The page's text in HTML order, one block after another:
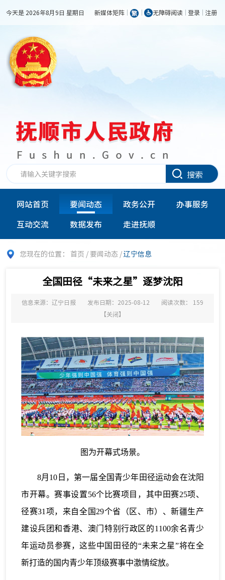
今天是 2026年8月9日 星期日 新媒体矩阵 无障碍阅读 登录 注册
搜索
网站首页 要闻动态 政务公开
办事服务
互动交流
数据发布 走进抚顺
您现在的位置： 首页 / 要闻动态 /辽宁信息
全国田径“未来之星”逐梦沈阳
信息来源：辽宁日报 发布日期：2025-08-12 阅读次数： 159
【关闭】
图为开幕式场景。
8月10日，第一届全国青少年田径运动会在沈阳
市开幕。赛事设置56个比赛项目，其中田赛25项、
径赛31项，来自全国29个省（区、市）、新疆生产
建设兵团和香港、澳门特别行政区的1100余名青少
年运动员参赛，这些中国田径的“未来之星”将在全
新打造的国内青少年顶级赛事中激情绽放。